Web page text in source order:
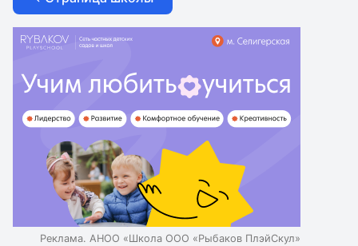
Реклама. АНОО «Школа ООО «Рыбаков ПлэйСкул»